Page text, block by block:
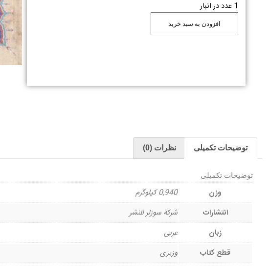
1 عدد در انبار
افزودن به سبد خرید
توضیحات تکمیلی نظرات (0)
توضیحات تکمیلی
وزن
0,940 کیلوگرم
انتشارات
شرکة سوزلر للنشر
زبان
عربی
قطع کتاب
وزیری